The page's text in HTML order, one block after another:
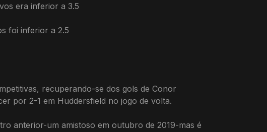
era inferior a 3.5
foi inferior a 2.5
recuperando-se dos gols de Conor
por 2-1 em Huddersfield no jogo de volta.
anterior-um amistoso em outubro de 2019-mas é